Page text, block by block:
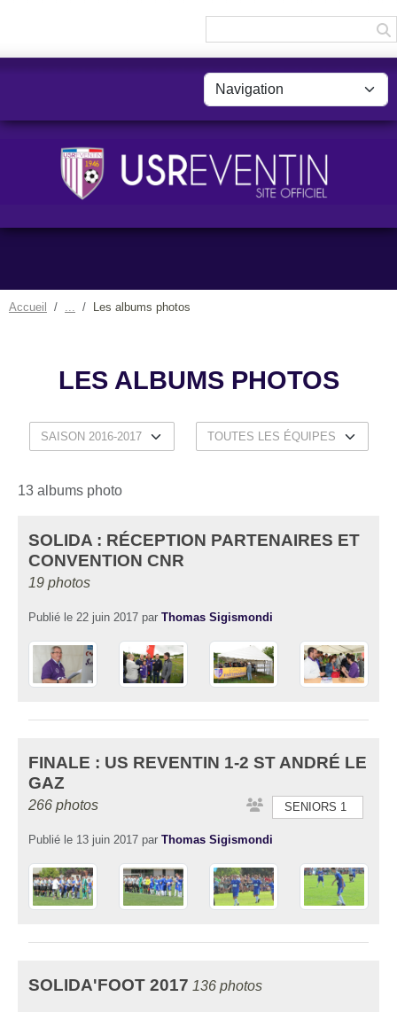
Accueil Les albums photos
LES ALBUMS PHOTOS
13 albums photo
SOLIDA : RÉCEPTION PARTENAIRES ET
CONVENTION CNR
19 photos
Publié le 22 juin 2017 par Thomas Sigismondi
FINALE : US REVENTIN 1-2 ST ANDRÉ LE
GAZ
266 photos SENIORS 1
Publié le 13 juin 2017 par Thomas Sigismondi
SOLIDA'FOOT 2017 136 photos